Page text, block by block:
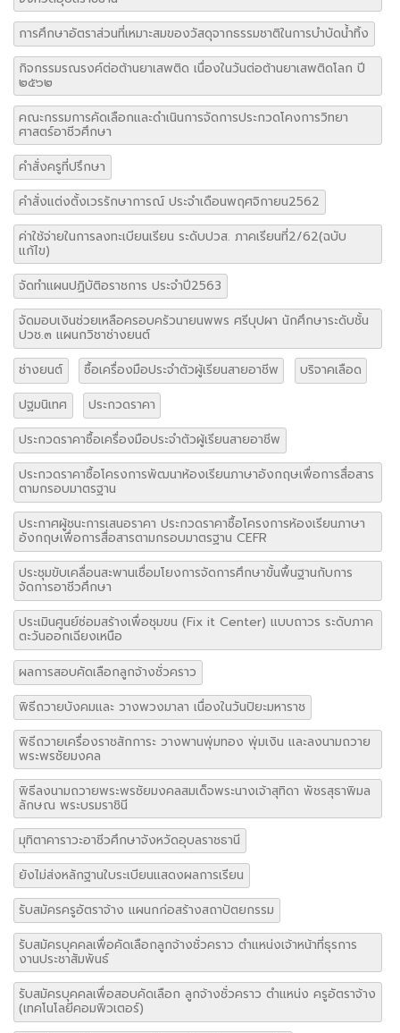
การศึกษาอัตราส่วนที่เหมาะสมของวัสดุจากธรรมชาติในการบำบัดน้ำทิ้ง
กิจกรรมรณรงค์ต่อต้านยาเสพติด เนื่องในวันต่อต้านยาเสพติดโลก ปี
๒๕๖๒
คณะกรรมการคัดเลือกและดำเนินการจัดการประกวดโคงการวิทยา
ศาสตร์อาชีวศึกษา
คำสั่งครูที่ปรึกษา
คำสั่งแต่งตั้งเวรรักษาการณ์ ประจำเดือนพฤศจิกายน2562
ค่าใช้จ่ายในการลงทะเบียนเรียน ระดับปวส. ภาคเรียนที่2/62(ฉบับ
แก้ไข)
จัดทำแผนปฏิบัติอราชการ ประจำปี2563
จัดมอบเงินช่วยเหลือครอบครัวนายนพพร ศรีบุปผา นักศึกษาระดับชั้น
ปวช.๓ แผนกวิชาช่างยนต์
ช่างยนต์
ซื้อเครื่องมือประจำตัวผู้เรียนสายอาชีพ
บริจาคเลือด
ปฐมนิเทศ
ประกวดราคา
ประกวดราคาซื้อเครื่องมือประจำตัวผู้เรียนสายอาชีพ
ประกวดราคาซื้อโครงการพัฒนาห้องเรียนภาษาอังกฤษเพื่อการสื่อสาร
ตามกรอบมาตรฐาน
ประกาศผู้ชนะการเสนอราคา ประกวดราคาซื้อโครงการห้องเรียนภาษา
อังกฤษเพื่อการสื่อสารตามกรอบมาตรฐาน CEFR
ประชุมขับเคลื่อนสะพานเชื่อมโยงการจัดการศึกษาขั้นพื้นฐานกับการ
จัดการอาชีวศึกษา
ประเมินศูนย์ซ่อมสร้างเพื่อชุมขน (Fix it Center) แบบถาวร ระดับภาค
ตะวันออกเฉียงเหนือ
ผลการสอบคัดเลือกลูกจ้างชั่วคราว
พิธีถวายบังคมและ วางพวงมาลา เนื่องในวันปิยะมหาราช
พิธีถวายเครื่องราชสักการะ วางพานพุ่มทอง พุ่มเงิน และลงนามถวาย
พระพรชัยมงคล
พิธีลงนามถวายพระพรชัยมงคลสมเด็จพระนางเจ้าสุทิดา พัชรสุธาพิมล
ลักษณ พระบรมราชินี
มุทิตาคาราวะอาชีวศึกษาจังหวัดอุบลราชธานี
ยังไม่ส่งหลักฐานใบระเบียนแสดงผลการเรียน
รับสมัครครูอัตราจ้าง แผนกก่อสร้างสถาปัตยกรรม
รับสมัครบุคคลเพื่อคัดเลือกลูกจ้างชั่วคราว ตำแหน่งเจ้าหน้าที่ธุรการ
งานประชาสัมพันธ์
รับสมัครบุคคลเพื่อสอบคัดเลือก ลูกจ้างชั่วคราว ตำแหน่ง ครูอัตราจ้าง
(เทคโนโลยีคอมพิวเตอร์)